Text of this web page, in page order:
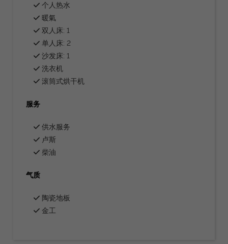
个人热水
暖氣
双人床: 1
单人床: 2
沙发床: 1
洗衣机
滚筒式烘干机
服务
供水服务
卢斯
柴油
气质
陶瓷地板
金工